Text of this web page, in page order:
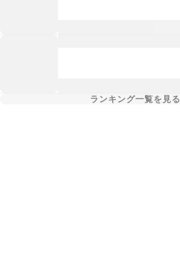
ランキング一覧を見る